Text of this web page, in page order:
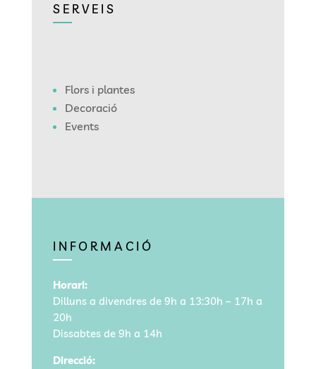
SERVEIS
Flors i plantes
Decoració
Events
INFORMACIÓ
Horari:
Dilluns a divendres de 9h a 13:30h – 17h a
20h
Dissabtes de 9h a 14h
Direcció: